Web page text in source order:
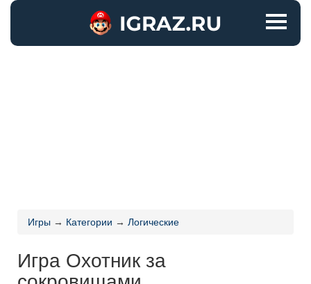
Игры → Категории → Логические
Игра Охотник за